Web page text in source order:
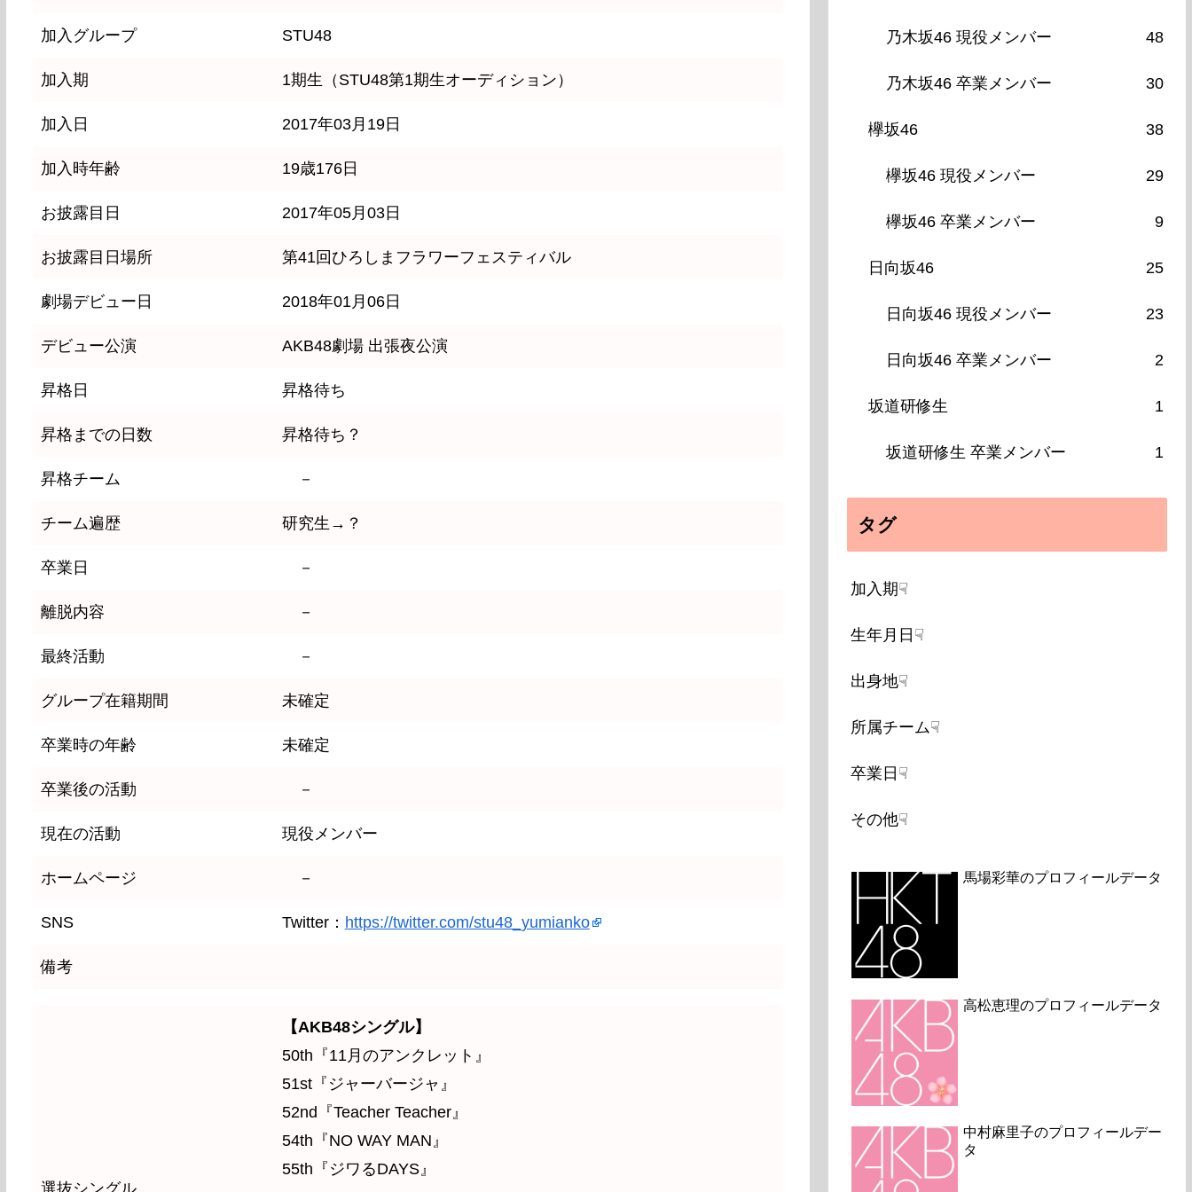
加入グループ STU48
加入期 1期生（STU48第1期生オーディション）
加入日 2017年03月19日
加入時年齢 19歳176日
お披露目日 2017年05月03日
お披露目日場所 第41回ひろしまフラワーフェスティバル
劇場デビュー日 2018年01月06日
デビュー公演 AKB48劇場 出張夜公演
昇格日 昇格待ち
昇格までの日数 昇格待ち？
昇格チーム －
チーム遍歴 研究生→？
卒業日 －
離脱内容 －
最終活動 －
グループ在籍期間 未確定
卒業時の年齢 未確定
卒業後の活動 －
現在の活動 現役メンバー
ホームページ －
SNS Twitter： https://twitter.com/stu48_yumianko
備考
【AKB48シングル】
50th『11月のアンクレット』
51st『ジャーバージャ』
52nd『Teacher Teacher』
54th『NO WAY MAN』
55th『ジワるDAYS』
乃木坂46 現役メンバー 48
乃木坂46 卒業メンバー 30
欅坂46 38
欅坂46 現役メンバー 29
欅坂46 卒業メンバー 9
日向坂46 25
日向坂46 現役メンバー 23
日向坂46 卒業メンバー 2
坂道研修生 1
坂道研修生 卒業メンバー 1
タグ
加入期☟
生年月日☟
出身地☟
所属チーム☟
卒業日☟
その他☟
馬場彩華のプロフィールデータ
高松恵理のプロフィールデータ
中村麻里子のプロフィールデー
タ